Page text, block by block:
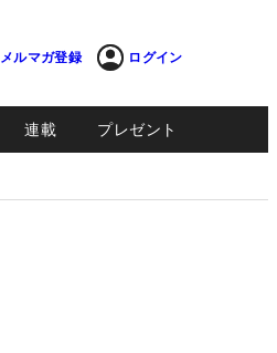
メルマガ登録 ログイン
連載 プレゼント